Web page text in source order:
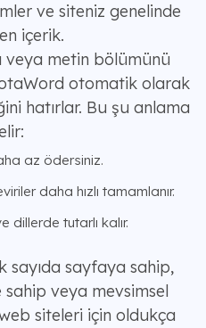
ve siteniz genelinde
içerik.
veya metin bölümünü
otomatik olarak
hatırlar. Bu şu anlama
az ödersiniz.
daha hızlı tamamlanır.
tutarlı kalır.
sayıda sayfaya sahip,
veya mevsimsel
siteleri için oldukça